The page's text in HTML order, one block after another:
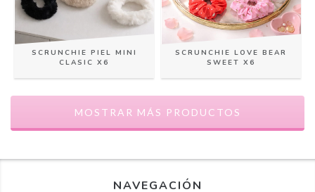
SCRUNCHIE PIEL MINI
CLASIC X6
SCRUNCHIE LOVE BEAR
SWEET X6
MOSTRAR MÁS PRODUCTOS
NAVEGACIÓN